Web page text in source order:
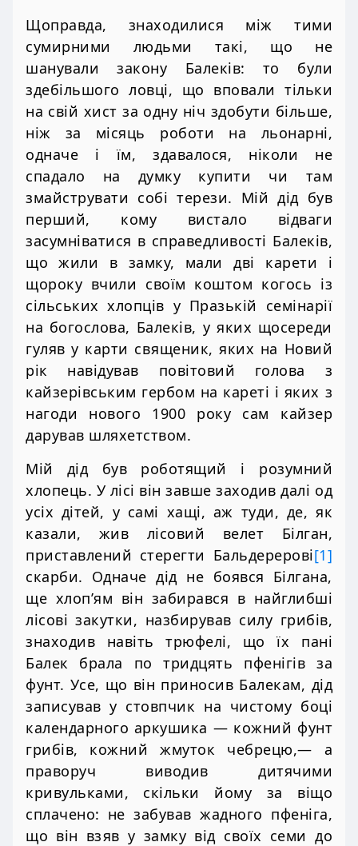
Щоправда, знаходилися між тими
сумирними людьми такі, що не
шанували закону Балеків: то були
здебільшого ловці, що вповали тільки
на свій хист за одну ніч здобути більше,
ніж за місяць роботи на льонарні,
одначе і їм, здавалося, ніколи не
спадало на думку купити чи там
змайструвати собі терези. Мій дід був
перший, кому вистало відваги
засумніватися в справедливості Балеків,
що жили в замку, мали дві карети і
щороку вчили своїм коштом когось із
сільських хлопців у Празькій семінарії
на богослова, Балеків, у яких щосереди
гуляв у карти священик, яких на Новий
рік навідував повітовий голова з
кайзерівським гербом на кареті і яких з
нагоди нового 1900 року сам кайзер
дарував шляхетством.
Мій дід був роботящий і розумний
хлопець. У лісі він завше заходив далі од
усіх дітей, у самі хащі, аж туди, де, як
казали, жив лісовий велет Білган,
приставлений стерегти Бальдерерові[1]
скарби. Одначе дід не боявся Білгана,
ще хлоп’ям він забирався в найглибші
лісові закутки, назбирував силу грибів,
знаходив навіть трюфелі, що їх пані
Балек брала по тридцять пфенігів за
фунт. Усе, що він приносив Балекам, дід
записував у стовпчик на чистому боці
календарного аркушика — кожний фунт
грибів, кожний жмуток чебрецю,— а
праворуч виводив дитячими
кривульками, скільки йому за віщо
сплачено: не забував жадного пфеніга,
що він взяв у замку від своїх семи до